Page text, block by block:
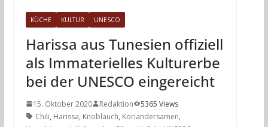
KÜCHE KULTUR UNESCO
Harissa aus Tunesien offiziell
als Immaterielles Kulturerbe
bei der UNESCO eingereicht
15. Oktober 2020 Redaktion
5365 Views
Chili, Harissa, Knoblauch, Koriandersamen,